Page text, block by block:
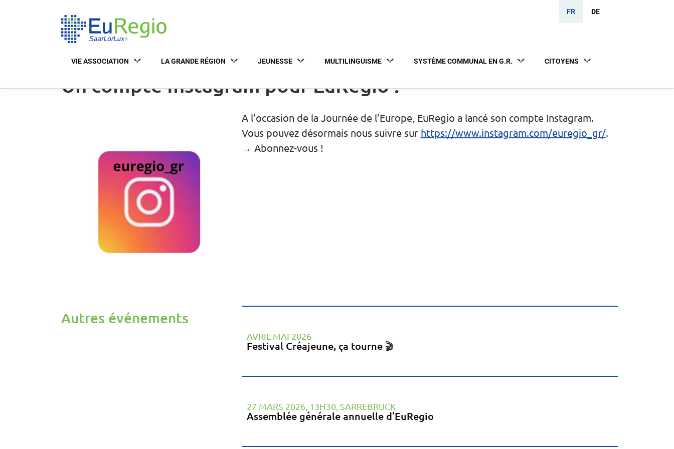
FR DE
VIE ASSOCIATION LA GRANDE RÉGION JEUNESSE MULTILINGUISME SYSTÈME COMMUNAL EN G.R. CITOYENS
Un compte Instagram pour EuRegio !
A l’occasion de la Journée de l’Europe, EuRegio a lancé son compte Instagram.
Vous pouvez désormais nous suivre sur https://www.instagram.com/euregio_gr/.
→ Abonnez-vous !
Autres événements
AVRIL-MAI 2026
Festival Créajeune, ça tourne 🎬
27 MARS 2026, 13H30, SARREBRUCK
Assemblée générale annuelle d’EuRegio